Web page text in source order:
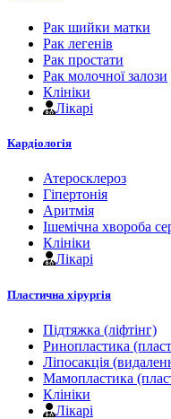
Рак шийки матки
Рак легенів
Рак простати
Рак молочної залози
Клініки
Лікарі
Кардіологія
Атеросклероз
Гіпертонія
Аритмія
Ішемічна хвороба
Клініки
Лікарі
Пластична хірургія
Підтяжка (ліфтінг)
Ринопластика
Ліпосакція
Мамопластика
Клініки
Лікарі